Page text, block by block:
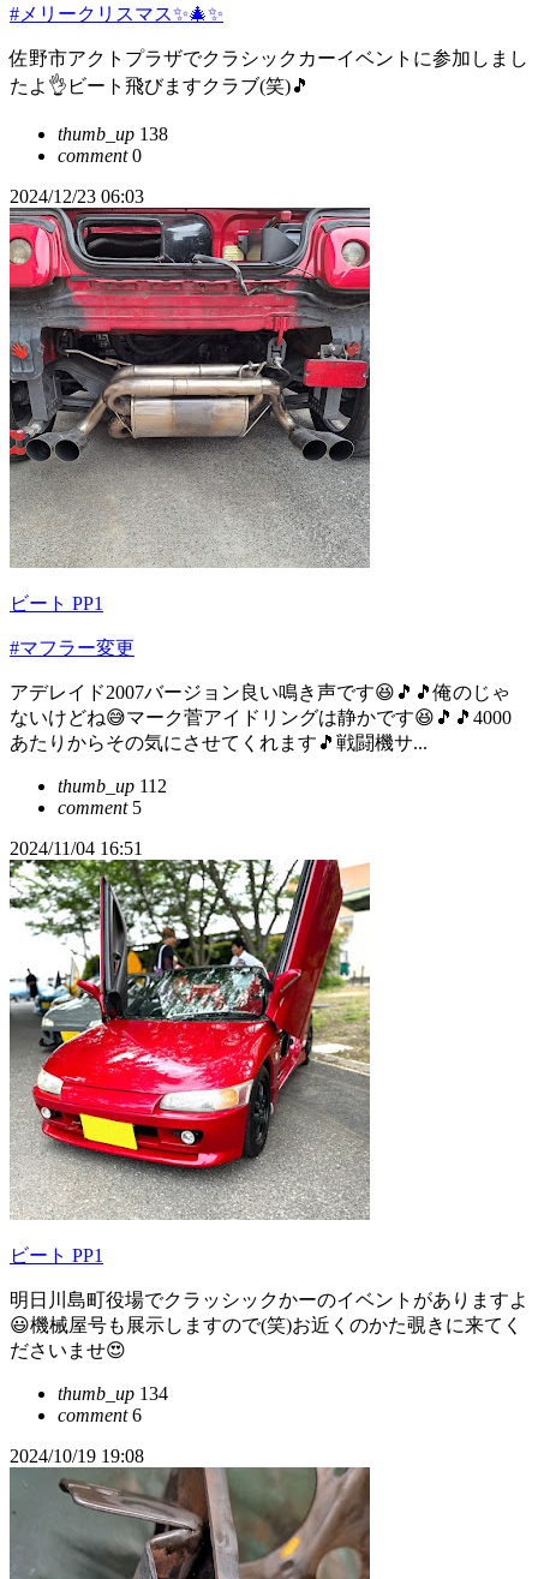
#メリークリスマス✨🎄✨
佐野市アクトプラザでクラシックカーイベントに参加しまし
たよ👌ビート飛びますクラブ(笑)🎵
thumb_up 138
comment0
2024/12/23 06:03
ビート PP1
#マフラー変更
アデレイド2007バージョン良い鳴き声です😆🎵🎵俺のじゃ
ないけどね😅マーク菅アイドリングは静かです😆🎵🎵4000
あたりからその気にさせてくれます🎵戦闘機サ...
thumb_up 112
comment5
2024/11/04 16:51
ビート PP1
明日川島町役場でクラッシックかーのイベントがありますよ
😃機械屋号も展示しますので(笑)お近くのかた覗きに来てく
ださいませ😍
thumb_up 134
comment6
2024/10/19 19:08